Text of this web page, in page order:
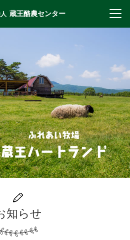
蔵王酪農センター
知らせ